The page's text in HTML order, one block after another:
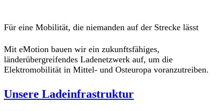
Für eine Mobilität, die niemanden auf der Strecke lässt
Mit eMotion bauen wir ein zukunftsfähiges,
länderübergreifendes Ladenetzwerk auf, um die
Elektromobilität in Mittel- und Osteuropa voranzutreiben.
Unsere Ladeinfrastruktur